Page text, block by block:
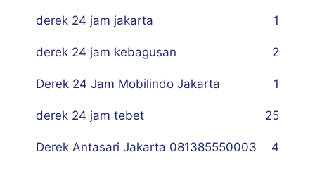
derek 24 jam jakarta 1
derek 24 jam kebagusan 2
Derek 24 Jam Mobilindo Jakarta 1
derek 24 jam tebet 25
Derek Antasari Jakarta 081385550003 4